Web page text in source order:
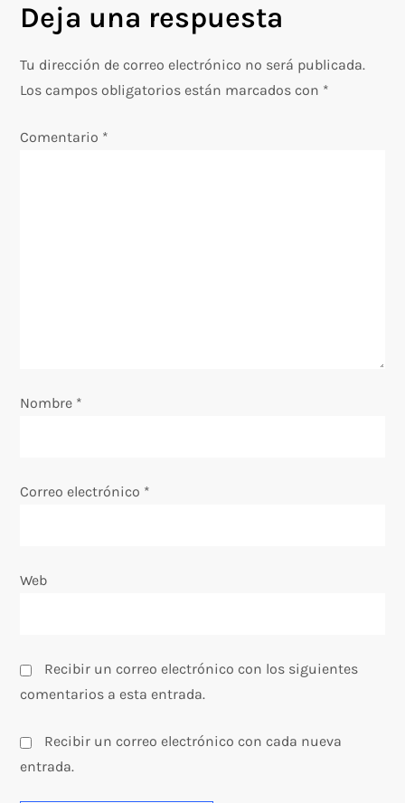
g
a
n
r
d
s
Deja una respuesta
Tu dirección de correo electrónico no será publicada.
Los campos obligatorios están marcados con *
Comentario *
Nombre *
Correo electrónico *
Web
Recibir un correo electrónico con los siguientes
comentarios a esta entrada.
Recibir un correo electrónico con cada nueva
entrada.